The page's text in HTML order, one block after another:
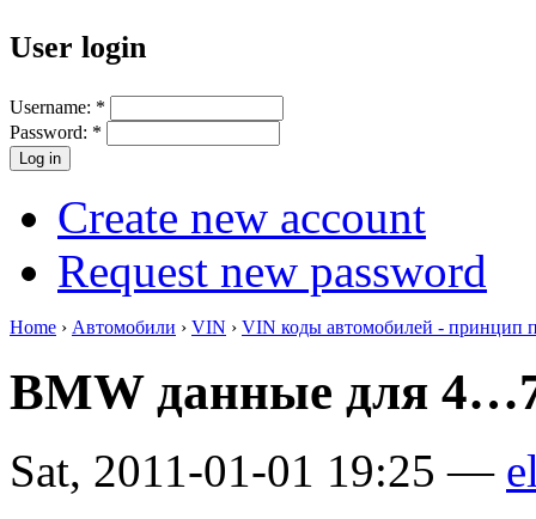
User login
Username: *
Password: *
Create new account
Request new password
Home › Автомобили › VIN › VIN коды автомобилей - принцип
BMW данные для
Sat, 2011-01-01 19:25 —